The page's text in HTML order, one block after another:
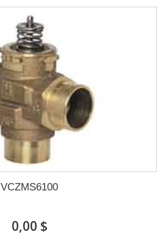
VCZMS6100
0,00 $